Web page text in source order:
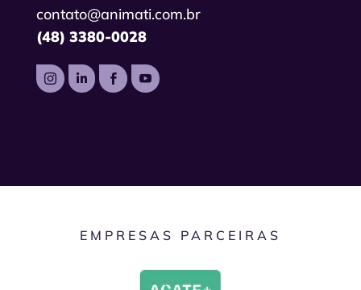
contato@animati.com.br
(48) 3380-0028
   
EMPRESAS PARCEIRAS